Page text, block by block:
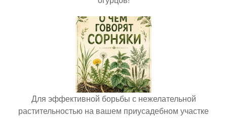
Для эффективной борьбы с нежелательной
растительностью на вашем приусадебном участке